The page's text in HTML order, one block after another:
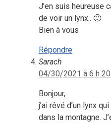
J’en suis heureuse
de voir un lynx.. 🙂
Bien à vous
Répondre
Sarach
04/30/2021 à 6 h
Bonjour,
j’ai rêvé d’un lynx
dans la montagne.